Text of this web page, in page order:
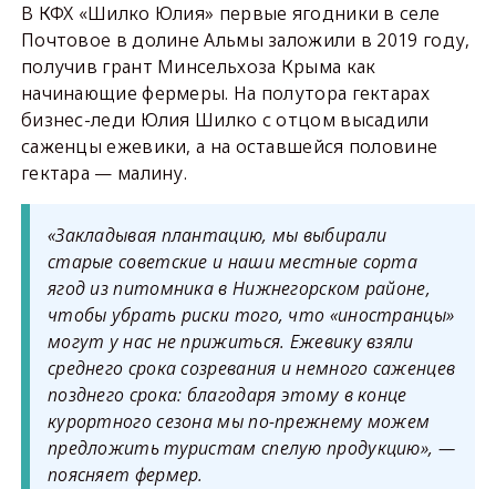
В КФХ «Шилко Юлия» первые ягодники в селе
Почтовое в долине Альмы заложили в 2019 году,
получив грант Минсельхоза Крыма как
начинающие фермеры. На полутора гектарах
бизнес-леди Юлия Шилко с отцом высадили
саженцы ежевики, а на оставшейся половине
гектара — малину.
«Закладывая плантацию, мы выбирали
старые советские и наши местные сорта
ягод из питомника в Нижнегорском районе,
чтобы убрать риски того, что «иностранцы»
могут у нас не прижиться. Ежевику взяли
среднего срока созревания и немного саженцев
позднего срока: благодаря этому в конце
курортного сезона мы по-прежнему можем
предложить туристам спелую продукцию», —
поясняет фермер.